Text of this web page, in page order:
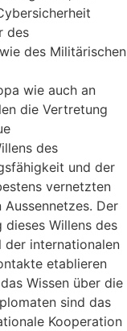
des
des Militärischen
wie auch an
die Vertretung
des
und der
vernetzten
Der
Willens des
der internationalen
etablieren
Wissen über die
sind das
Kooperation